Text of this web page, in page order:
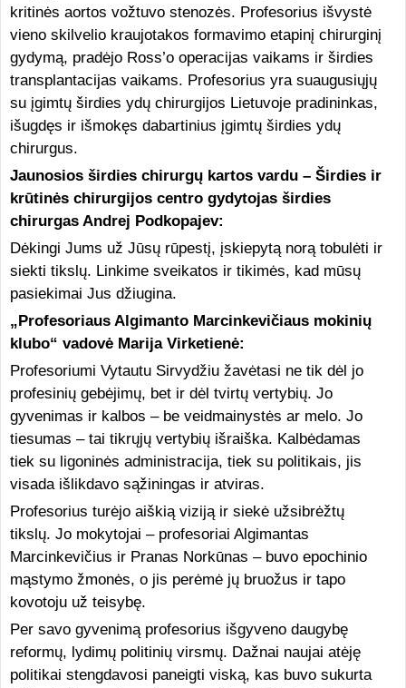
kritinės aortos vožtuvo stenozės. Profesorius išvystė
vieno skilvelio kraujotakos formavimo etapinį chirurginį
gydymą, pradėjo Ross’o operacijas vaikams ir širdies
transplantacijas vaikams. Profesorius yra suaugusiųjų
su įgimtų širdies ydų chirurgijos Lietuvoje pradininkas,
išugdęs ir išmokęs dabartinius įgimtų širdies ydų
chirurgus.
Jaunosios širdies chirurgų kartos vardu – Širdies ir
krūtinės chirurgijos centro gydytojas širdies
chirurgas Andrej Podkopajev:
Dėkingi Jums už Jūsų rūpestį, įskiepytą norą tobulėti ir
siekti tikslų. Linkime sveikatos ir tikimės, kad mūsų
pasiekimai Jus džiugina.
„Profesoriaus Algimanto Marcinkevičiaus mokinių
klubo“ vadovė Marija Virketienė:
Profesoriumi Vytautu Sirvydžiu žavėtasi ne tik dėl jo
profesinių gebėjimų, bet ir dėl tvirtų vertybių. Jo
gyvenimas ir kalbos – be veidmainystės ar melo. Jo
tiesumas – tai tikrųjų vertybių išraiška. Kalbėdamas
tiek su ligoninės administracija, tiek su politikais, jis
visada išlikdavo sąžiningas ir atviras.
Profesorius turėjo aiškią viziją ir siekė užsibrėžtų
tikslų. Jo mokytojai – profesoriai Algimantas
Marcinkevičius ir Pranas Norkūnas – buvo epochinio
mąstymo žmonės, o jis perėmė jų bruožus ir tapo
kovotoju už teisybę.
Per savo gyvenimą profesorius išgyveno daugybę
reformų, lydimų politinių virsmų. Dažnai naujai atėję
politikai stengdavosi paneigti viską, kas buvo sukurta